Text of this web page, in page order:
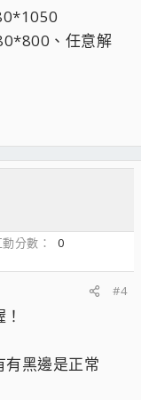
、任意解
動分數
0
#4
有黑邊是正常